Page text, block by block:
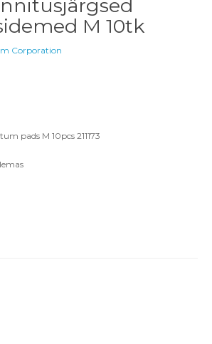
M 10tk
Corporation
pads M 10pcs 211173